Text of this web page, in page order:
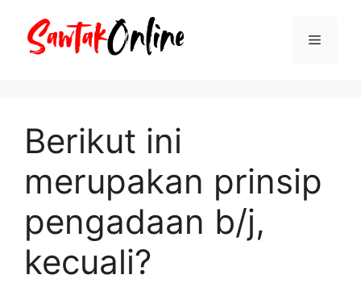
Menu
Berikut ini
merupakan prinsip
pengadaan b/j,
kecuali?